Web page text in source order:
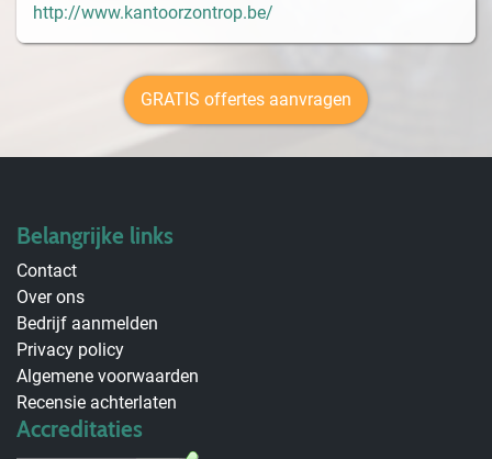
http://www.kantoorzontrop.be/
GRATIS offertes aanvragen
Belangrijke links
Contact
Over ons
Bedrijf aanmelden
Privacy policy
Algemene voorwaarden
Recensie achterlaten
Accreditaties